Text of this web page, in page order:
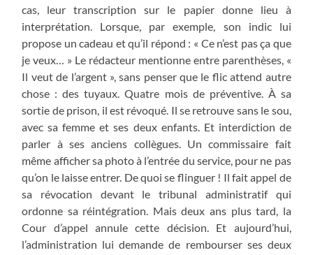
cas, leur transcription sur le papier donne lieu à
interprétation. Lorsque, par exemple, son indic lui
propose un cadeau et qu’il répond : « Ce n’est pas ça que
je veux… » Le rédacteur mentionne entre parenthèses, «
Il veut de l’argent », sans penser que le flic attend autre
chose : des tuyaux. Quatre mois de préventive. À sa
sortie de prison, il est révoqué. Il se retrouve sans le sou,
avec sa femme et ses deux enfants. Et interdiction de
parler à ses anciens collègues. Un commissaire fait
même afficher sa photo à l’entrée du service, pour ne pas
qu’on le laisse entrer. De quoi se flinguer ! Il fait appel de
sa révocation devant le tribunal administratif qui
ordonne sa réintégration. Mais deux ans plus tard, la
Cour d’appel annule cette décision. Et aujourd’hui,
l’administration lui demande de rembourser ses deux